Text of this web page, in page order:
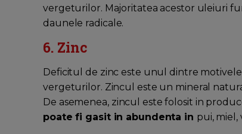
vergeturilor. Majoritatea acestor uleiuri
daunele radicale.
6. Zinc
Deficitul de zinc este unul dintre
vergeturilor. Zincul este un mineral
De asemenea, zincul este folosit in
poate fi gasit in abundenta in pui, miel,